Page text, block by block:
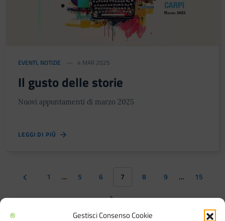
Gestisci Consenso Cookie
EVENTI, NOTIZIE 4 MAR 2025
Il gusto delle storie
Nuovi appuntamenti di marzo 2025
LEGGI DI PIÙ
1 … 5 6 7 8 9 … 15